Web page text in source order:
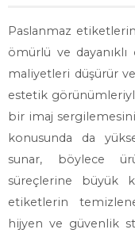
Paslanmaz
ömürlü ve dayanıklı
maliyetleri düşürür
estetik
bir imaj
konusunda da
sunar, böylece
süreçlerine büyük
etiketlerin
hijyen ve güvenlik